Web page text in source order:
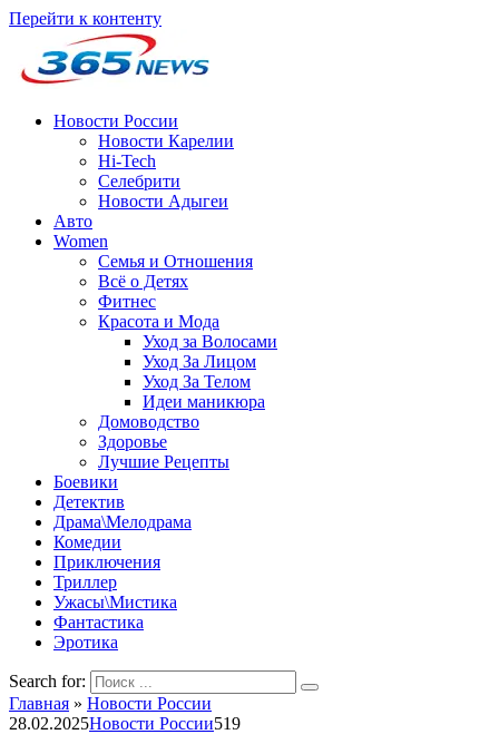
Перейти к контенту
Новости России
Новости Карелии
Hi-Tech
Селебрити
Новости Адыгеи
Авто
Women
Семья и Отношения
Всё о Детях
Фитнес
Красота и Мода
Уход за Волосами
Уход За Лицом
Уход За Телом
Идеи маникюра
Домоводство
Здоровье
Лучшие Рецепты
Боевики
Детектив
Драма\Мелодрама
Комедии
Приключения
Триллер
Ужасы\Мистика
Фантастика
Эротика
Search for:
Главная » Новости России
28.02.2025Новости России519